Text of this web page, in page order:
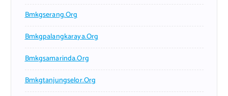
Bmkgserang.org
Bmkgpalangkaraya.org
Bmkgsamarinda.org
Bmkgtanjungselor.org